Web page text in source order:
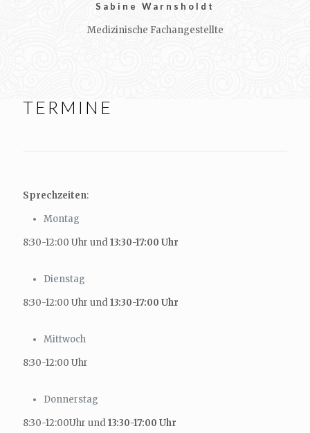
Sabine Warnsholdt
Medizinische Fachangestellte
TERMINE
Sprechzeiten:
Montag
8:30-12:00 Uhr und13:30-17:00 Uhr
Dienstag
8:30-12:00 Uhr und13:30-17:00 Uhr
Mittwoch
8:30-12:00 Uhr
Donnerstag
8:30-12:00Uhr und13:30-17:00 Uhr